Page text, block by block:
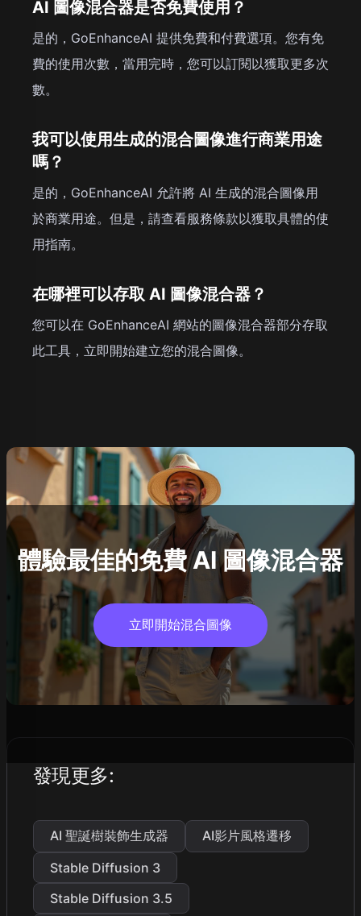
AI 圖像混合器是否免費使用？
是的，GoEnhanceAI 提供免費和付費選項。您有免
費的使用次數，當用完時，您可以訂閱以獲取更多次
數。
我可以使用生成的混合圖像進行商業用途
嗎？
是的，GoEnhanceAI 允許將 AI 生成的混合圖像用
於商業用途。但是，請查看服務條款以獲取具體的使
用指南。
在哪裡可以存取 AI 圖像混合器？
您可以在 GoEnhanceAI 網站的圖像混合器部分存取
此工具，立即開始建立您的混合圖像。
體驗最佳的免費 AI 圖像混合器
立即開始混合圖像
發現更多:
AI 聖誕樹裝飾生成器
AI影片風格遷移
Stable Diffusion 3
Stable Diffusion 3.5